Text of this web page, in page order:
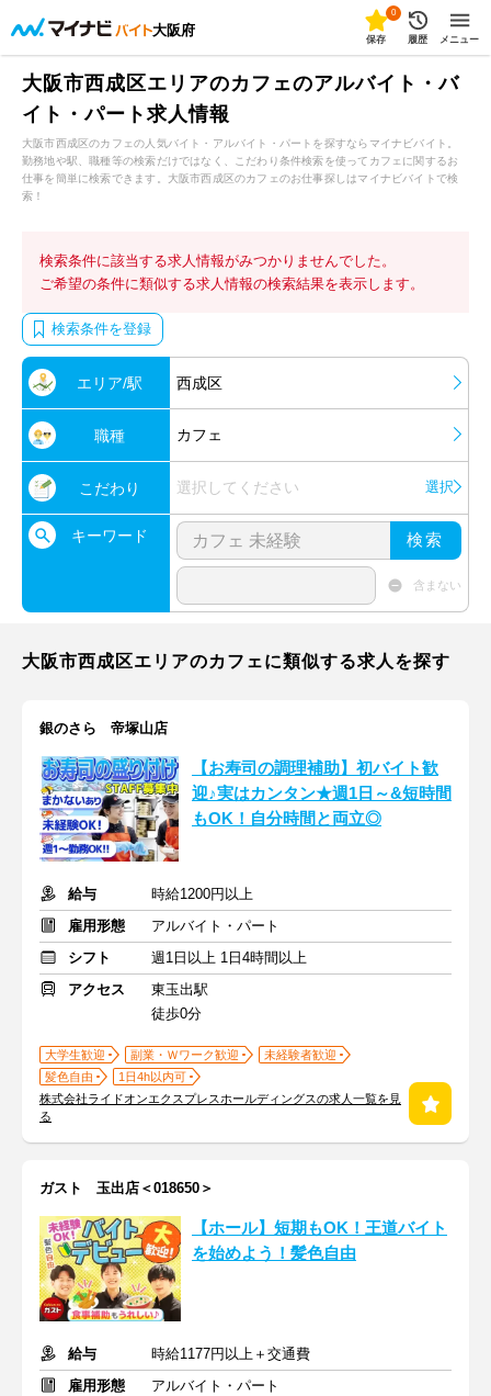
大阪府
0
保存 履歴 メニュー
大阪市西成区エリアのカフェのアルバイト・バ
イト・パート求人情報
大阪市西成区のカフェの人気バイト・アルバイト・パートを探すならマイナビバイト。
勤務地や駅、職種等の検索だけではなく、こだわり条件検索を使ってカフェに関するお
仕事を簡単に検索できます。大阪市西成区のカフェのお仕事探しはマイナビバイトで検
索！
検索条件に該当する求人情報がみつかりませんでした。
ご希望の条件に類似する求人情報の検索結果を表示します。
検索条件を登録
エリア/駅 西成区
職種 カフェ
こだわり 選択してください 選択
キーワード 検索
含まない
大阪市西成区エリアのカフェに類似する求人を探す
銀のさら 帝塚山店
【お寿司の調理補助】初バイト歓
迎♪実はカンタン★週1日～&短時間
もOK！自分時間と両立◎
給与
時給1200円以上
雇用形態
アルバイト・パート
シフト
週1日以上 1日4時間以上
アクセス
東玉出駅
徒歩0分
大学生歓迎 副業・Ｗワーク歓迎
未経験者歓迎
髪色自由
1日4h以内可
株式会社ライドオンエクスプレスホールディングスの求人一覧を見
る
ガスト 玉出店＜018650＞
【ホール】短期もOK！王道バイト
を始めよう！髪色自由
給与
時給1177円以上＋交通費
雇用形態
アルバイト・パート